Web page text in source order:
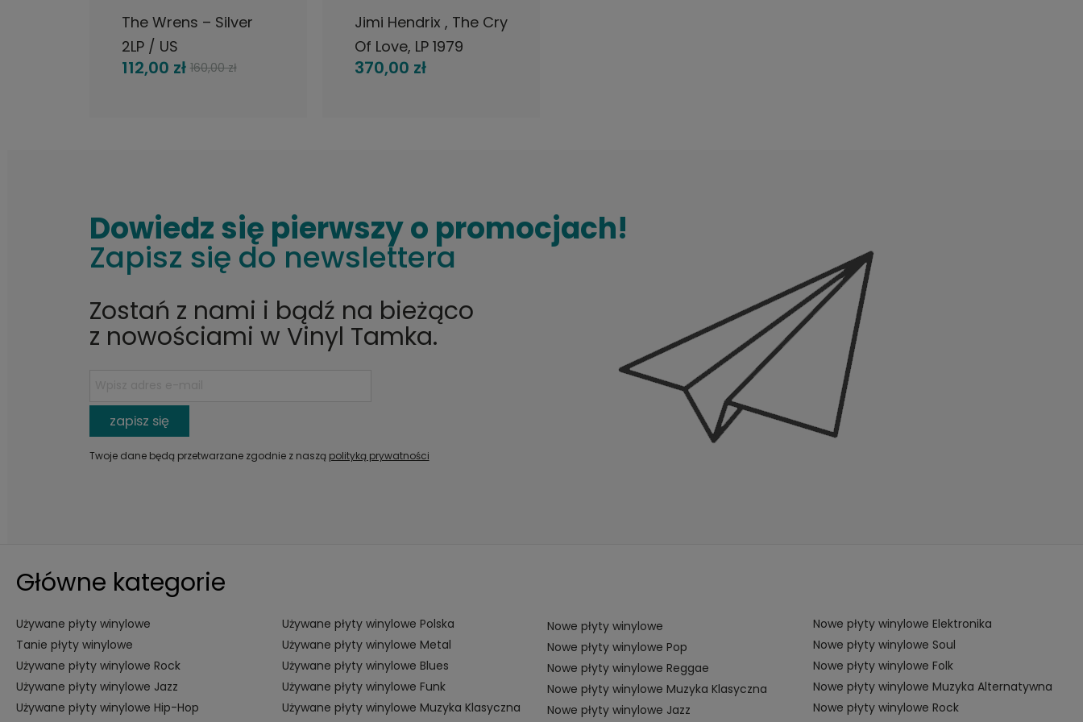
The Wrens – Silver
2LP / US
112,00 zł 160,00 zł
Jimi Hendrix , The Cry
Of Love, LP 1979
Japan, Polydor, płyta
370,00 zł
Dowiedz się pierwszy o promocjach!
Zapisz się do newslettera
Zostań z nami i bądź na bieżąco
z nowościami w Vinyl Tamka.
zapisz się
Twoje dane będą przetwarzane zgodnie z naszą polityką prywatności
Główne kategorie
Używane płyty winylowe
Tanie płyty winylowe
Używane płyty winylowe Rock
Używane płyty winylowe Jazz
Używane płyty winylowe Hip-Hop
Używane płyty winylowe Polska
Używane płyty winylowe Metal
Używane płyty winylowe Blues
Używane płyty winylowe Funk
Używane płyty winylowe Muzyka Klasyczna
Nowe płyty winylowe
Nowe płyty winylowe Pop
Nowe płyty winylowe Reggae
Nowe płyty winylowe Muzyka Klasyczna
Nowe płyty winylowe Jazz
Nowe płyty winylowe Elektronika
Nowe płyty winylowe Soul
Nowe płyty winylowe Folk
Nowe płyty winylowe Muzyka Alternatywna
Nowe płyty winylowe Rock